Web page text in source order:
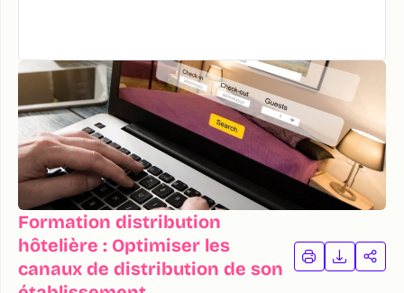
Formation distribution
hôtelière : Optimiser les
canaux de distribution de son
IMPRIMER
LA
LA